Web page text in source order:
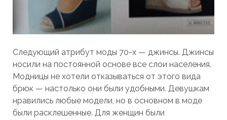
Следующий атрибут моды 70-х — джинсы. Джинсы
носили на постоянной основе все слои населения.
Модницы не хотели отказываться от этого вида
брюк — настолько они были удобными. Девушкам
нравились любые модели, но в основном в моде
были расклешенные. Для женщин были